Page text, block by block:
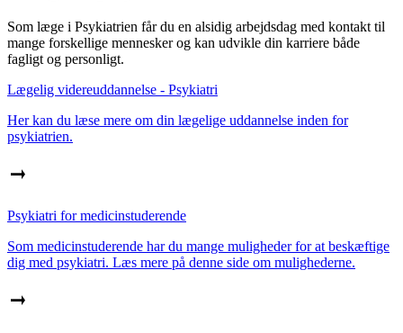
Som læge i Psykiatrien får du en alsidig arbejdsdag med kontakt til
mange forskellige mennesker og kan udvikle din karriere både
fagligt og personligt.
Lægelig videreuddannelse - Psykiatri
Her kan du læse mere om din lægelige uddannelse inden for
psykiatrien.
Psykiatri for medicinstuderende
Som medicinstuderende har du mange muligheder for at beskæftige
dig med psykiatri. Læs mere på denne side om mulighederne.